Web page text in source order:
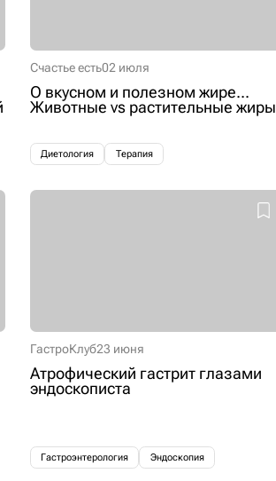
Счастье есть02 июля
О вкусном и полезном жире...
Животные vs растительные жиры
Диетология Терапия
ГастроКлуб23 июня
Атрофический гастрит глазами
эндоскописта
Гастроэнтерология Эндоскопия